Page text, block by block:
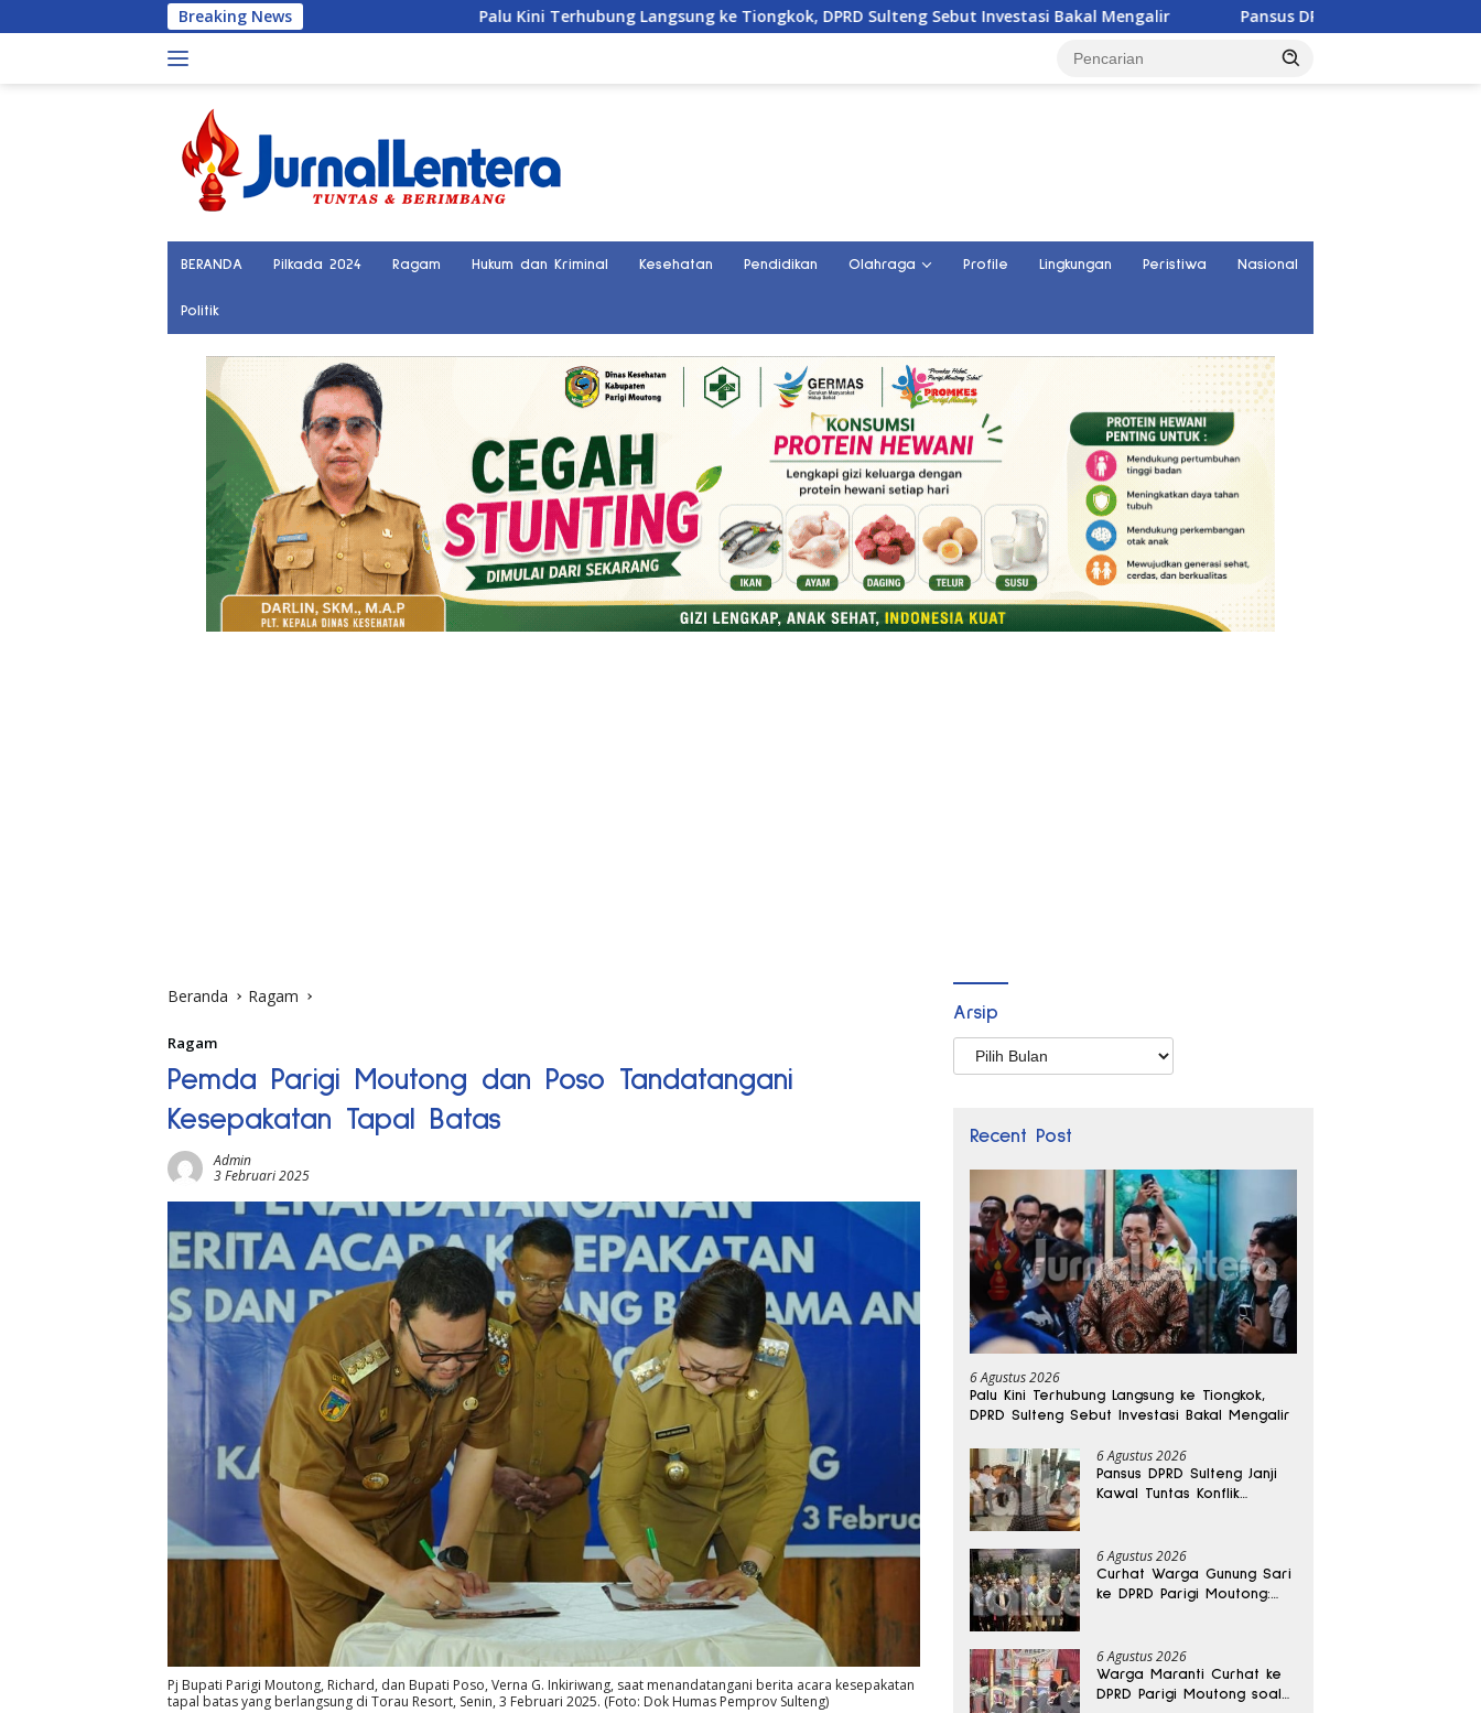
ke
Breaking NewsPalu Kini Terhubung Langsung ke Tiongkok, DPRD Sulteng Sebut Investasi Bakal Mengalir Pansus DPRD Sulteng Janji Kawal Tuntas Konflik
BERANDA Pilkada 2024 Ragam Hukum dan Kriminal Kesehatan Pendidikan Olahraga Profile Lingkungan Peristiwa Nasional
Politik
Beranda Ragam
Ragam
Pemda Parigi Moutong dan Poso Tandatangani
Kesepakatan Tapal Batas
Admin
3 Februari 2025
Pj Bupati Parigi Moutong, Richard, dan Bupati Poso, Verna G. Inkiriwang, saat menandatangani berita acara kesepakatan
tapal batas yang berlangsung di Torau Resort, Senin, 3 Februari 2025. (Foto: Dok Humas Pemprov Sulteng)
Arsip
Arsip
Recent Post
6 Agustus 2026
Palu Kini Terhubung Langsung ke Tiongkok,
DPRD Sulteng Sebut Investasi Bakal Mengalir
6 Agustus 2026
Pansus DPRD Sulteng Janji
Kawal Tuntas Konflik
6 Agustus 2026
Curhat Warga Gunung Sari
ke DPRD Parigi Moutong:
6 Agustus 2026
Warga Maranti Curhat ke
DPRD Parigi Moutong soal